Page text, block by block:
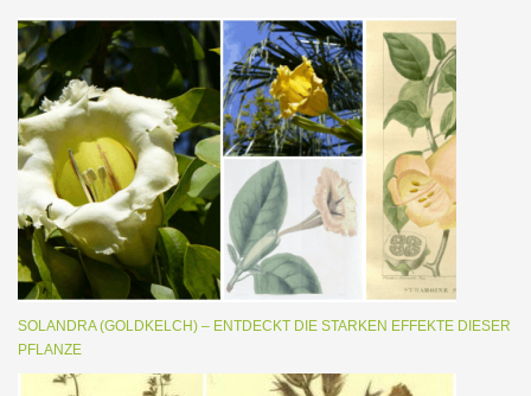
SOLANDRA (GOLDKELCH) – ENTDECKT DIE STARKEN EFFEKTE DIESER
PFLANZE